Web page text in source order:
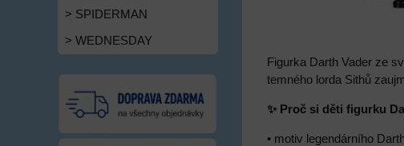
Figurka Darth Vader ze
temného lorda Sithů
✨ Proč si děti figurku
• motiv legendárního
> SPIDERMAN
> WEDNESDAY